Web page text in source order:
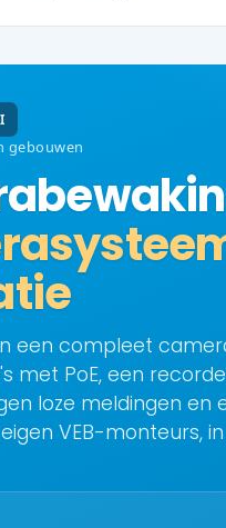
gebouwen
een compleet
met PoE, een
loze meldingen en
VEB-monteurs,